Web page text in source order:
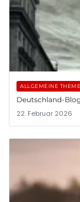
ALLGEMEINE
Deutschland-
22. Februar 2026